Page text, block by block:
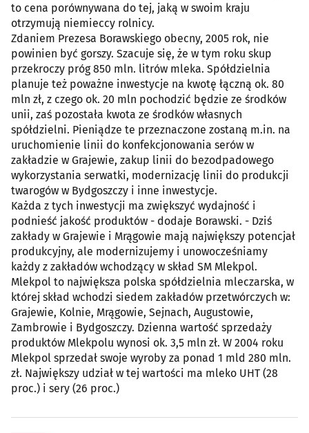
to cena porównywana do tej, jaką w swoim kraju
otrzymują niemieccy rolnicy.
Zdaniem Prezesa Borawskiego obecny, 2005 rok, nie
powinien być gorszy. Szacuje się, że w tym roku skup
przekroczy próg 850 mln. litrów mleka. Spółdzielnia
planuje też poważne inwestycje na kwotę łączną ok. 80
mln zł, z czego ok. 20 mln pochodzić będzie ze środków
unii, zaś pozostała kwota ze środków własnych
spółdzielni. Pieniądze te przeznaczone zostaną m.in. na
uruchomienie linii do konfekcjonowania serów w
zakładzie w Grajewie, zakup linii do bezodpadowego
wykorzystania serwatki, modernizację linii do produkcji
twarogów w Bydgoszczy i inne inwestycje.
Każda z tych inwestycji ma zwiększyć wydajność i
podnieść jakość produktów - dodaje Borawski. - Dziś
zakłady w Grajewie i Mrągowie mają największy potencjał
produkcyjny, ale modernizujemy i unowocześniamy
każdy z zakładów wchodzący w skład SM Mlekpol.
Mlekpol to największa polska spółdzielnia mleczarska, w
której skład wchodzi siedem zakładów przetwórczych w:
Grajewie, Kolnie, Mrągowie, Sejnach, Augustowie,
Zambrowie i Bydgoszczy. Dzienna wartość sprzedaży
produktów Mlekpolu wynosi ok. 3,5 mln zł. W 2004 roku
Mlekpol sprzedał swoje wyroby za ponad 1 mld 280 mln.
zł. Największy udział w tej wartości ma mleko UHT (28
proc.) i sery (26 proc.)